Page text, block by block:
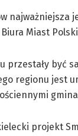
najważniejsza
Miast
być
regionu jest
projekt